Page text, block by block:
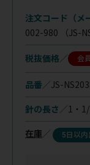
注文コード（メ
002-980 （JS-
税抜価格 会
品番／JS-
針の長さ／1・
在庫／ 5日以内